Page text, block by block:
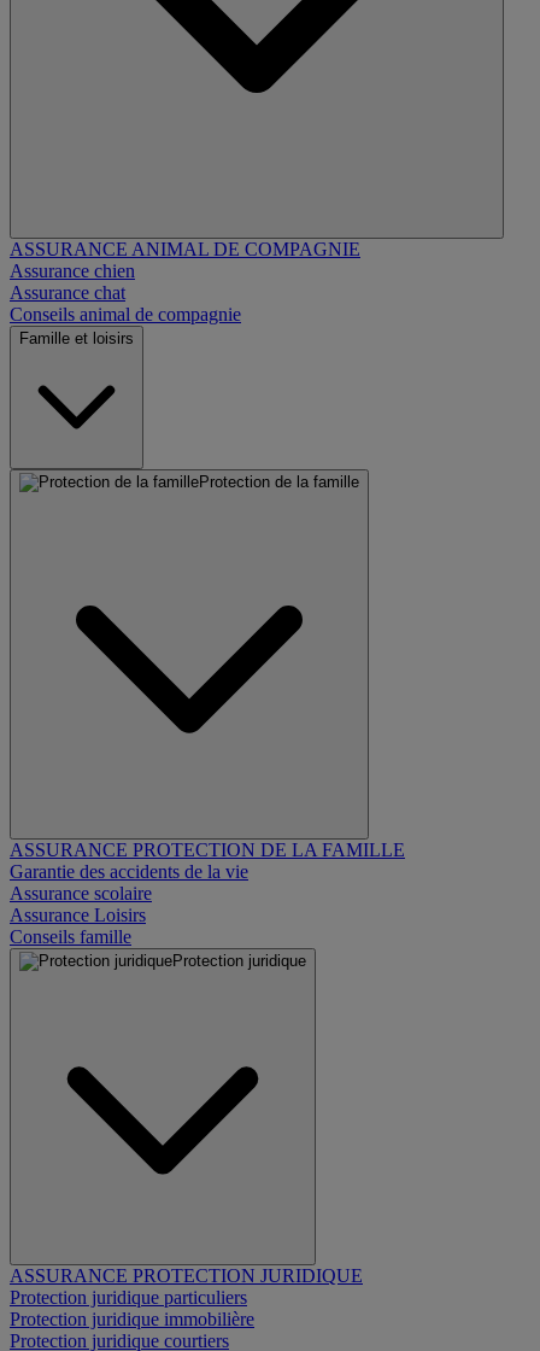
ASSURANCE ANIMAL DE COMPAGNIE
Assurance chien
Assurance chat
Conseils animal de compagnie
Famille et loisirs
Protection de la famille
ASSURANCE PROTECTION DE LA FAMILLE
Garantie des accidents de la vie
Assurance scolaire
Assurance Loisirs
Conseils famille
Protection juridique
ASSURANCE PROTECTION JURIDIQUE
Protection juridique particuliers
Protection juridique immobilière
Protection juridique courtiers